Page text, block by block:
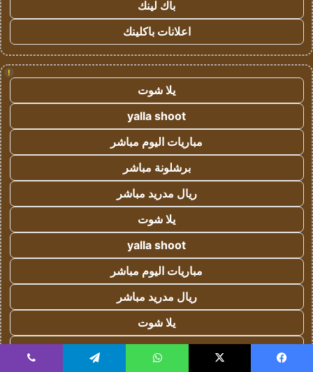
باك لينك
اعلانات باكلينك
!
يلا شوت
yalla shoot
مباريات اليوم مباشر
برشلونة مباشر
ريال مدريد مباشر
يلا شوت
yalla shoot
مباريات اليوم مباشر
ريال مدريد مباشر
يلا شوت
yalla shoot